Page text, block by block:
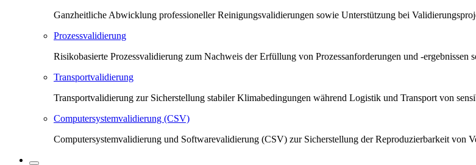
Ganzheitliche Abwicklung professioneller Reinigungsvalidierungen sowie Unterstützung bei
Prozessvalidierung
Risikobasierte Prozessvalidierung zum Nachweis der Erfüllung von Prozessanforderungen und -ergebnissen
Transportvalidierung
Transportvalidierung zur Sicherstellung stabiler Klimabedingungen während Logistik und Transport von
Computersystemvalidierung (CSV)
Computersystemvalidierung und Softwarevalidierung (CSV) zur Sicherstellung der Reproduzierbarkeit von